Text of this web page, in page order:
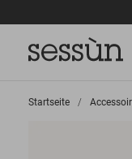
Startseite >